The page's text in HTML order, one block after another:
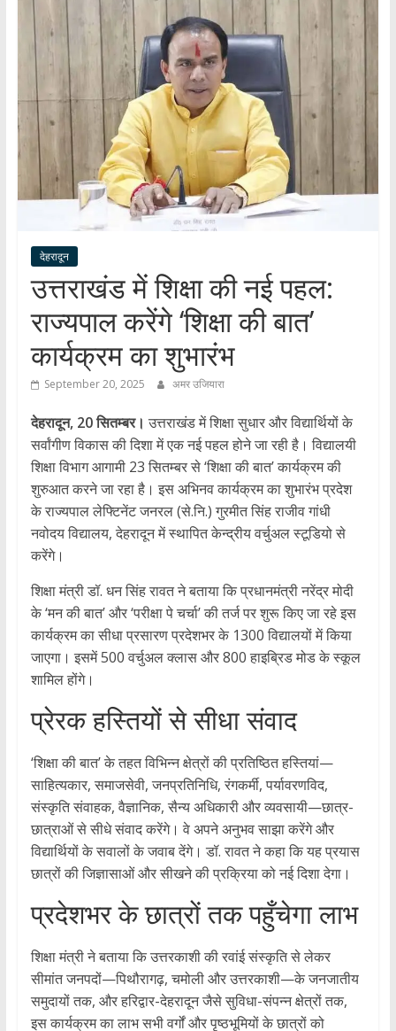
खबर
सच्ची
खबर
।
सबकी
खबर
देहरादून
उत्तराखंड में शिक्षा की नई पहल:
राज्यपाल करेंगे ‘शिक्षा की बात’
कार्यक्रम का शुभारंभ
September 20, 2025 अमर उजियारा
देहरादून, 20 सितम्बर। उत्तराखंड में शिक्षा सुधार और विद्यार्थियों के
सर्वांगीण विकास की दिशा में एक नई पहल होने जा रही है। विद्यालयी
शिक्षा विभाग आगामी 23 सितम्बर से ‘शिक्षा की बात’ कार्यक्रम की
शुरुआत करने जा रहा है। इस अभिनव कार्यक्रम का शुभारंभ प्रदेश
के राज्यपाल लेफ्टिनेंट जनरल (से.नि.) गुरमीत सिंह राजीव गांधी
नवोदय विद्यालय, देहरादून में स्थापित केन्द्रीय वर्चुअल स्टूडियो से
करेंगे।
शिक्षा मंत्री डॉ. धन सिंह रावत ने बताया कि प्रधानमंत्री नरेंद्र मोदी
के ‘मन की बात’ और ‘परीक्षा पे चर्चा’ की तर्ज पर शुरू किए जा रहे इस
कार्यक्रम का सीधा प्रसारण प्रदेशभर के 1300 विद्यालयों में किया
जाएगा। इसमें 500 वर्चुअल क्लास और 800 हाइब्रिड मोड के स्कूल
शामिल होंगे।
प्रेरक हस्तियों से सीधा संवाद
‘शिक्षा की बात’ के तहत विभिन्न क्षेत्रों की प्रतिष्ठित हस्तियां—
साहित्यकार, समाजसेवी, जनप्रतिनिधि, रंगकर्मी, पर्यावरणविद,
संस्कृति संवाहक, वैज्ञानिक, सैन्य अधिकारी और व्यवसायी—छात्र-
छात्राओं से सीधे संवाद करेंगे। वे अपने अनुभव साझा करेंगे और
विद्यार्थियों के सवालों के जवाब देंगे। डॉ. रावत ने कहा कि यह प्रयास
छात्रों की जिज्ञासाओं और सीखने की प्रक्रिया को नई दिशा देगा।
प्रदेशभर के छात्रों तक पहुँचेगा लाभ
शिक्षा मंत्री ने बताया कि उत्तरकाशी की रवांई संस्कृति से लेकर
सीमांत जनपदों—पिथौरागढ़, चमोली और उत्तरकाशी—के जनजातीय
समुदायों तक, और हरिद्वार-देहरादून जैसे सुविधा-संपन्न क्षेत्रों तक,
इस कार्यक्रम का लाभ सभी वर्गों और पृष्ठभूमियों के छात्रों को